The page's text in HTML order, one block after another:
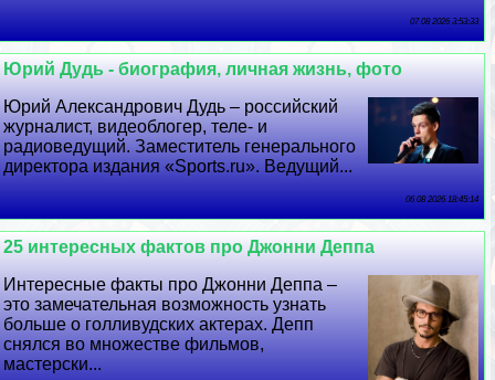
07 08 2026 3:53:33
Юрий Дудь - биография, личная жизнь, фото
Юрий Александрович Дудь – российский
журналист, видеоблогер, теле- и
радиоведущий. Заместитель генерального
директора издания «Sports.ru». Ведущий...
06 08 2026 18:45:14
25 интересных фактов про Джонни Деппа
Интересные факты про Джонни Деппа –
это замечательная возможность узнать
больше о голливудских актерах. Депп
снялся во множестве фильмов,
мастерски...